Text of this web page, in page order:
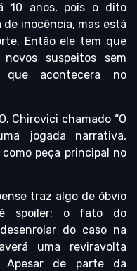
10 anos, pois o dito
inocência, mas está
Então ele tem que
suspeitos sem
que acontecera no
Chirovici chamado “O
jogada narrativa,
peça principal no
traz algo de óbvio
spoiler: o fato do
do caso na
uma reviravolta
Apesar de parte da